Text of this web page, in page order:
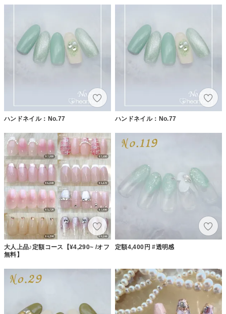
ハンドネイル：No.77 ハンドネイル：No.77
大人上品♪定額コース【¥4,290~ /オフ
無料】
定額4,400円 #透明感